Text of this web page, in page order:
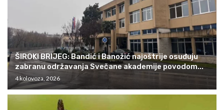
ŠIROKI BRIJEG: Bandić i Banožić najoštrije osuđuju
zabranu održavanja Svečane akademije povodom...
4 kolovoza, 2026